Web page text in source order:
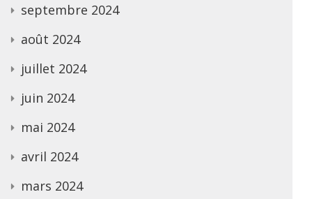
septembre 2024
août 2024
juillet 2024
juin 2024
mai 2024
avril 2024
mars 2024